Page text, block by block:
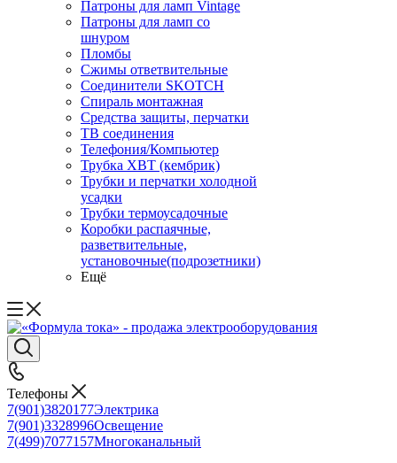
Патроны для ламп Vintage
Патроны для ламп со
шнуром
Пломбы
Сжимы ответвительные
Соединители SKOTCH
Спираль монтажная
Средства защиты, перчатки
ТВ соединения
Телефония/Компьютер
Трубка ХВТ (кембрик)
Трубки и перчатки холодной
усадки
Трубки термоусадочные
Коробки распаячные,
разветвительные,
установочные(подрозетники)
Ещё
Телефоны
7(901)3820177Электрика
7(901)3328996Освещение
7(499)7077157Многоканальный